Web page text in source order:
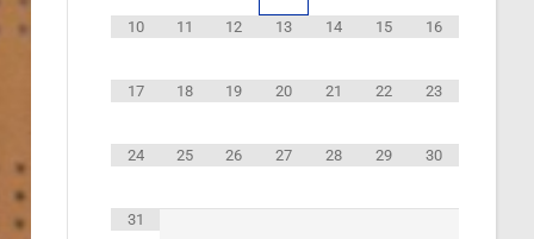
10 11 12 13 14 15 16
17 18 19 20 21 22 23
24 25 26 27 28 29 30
31